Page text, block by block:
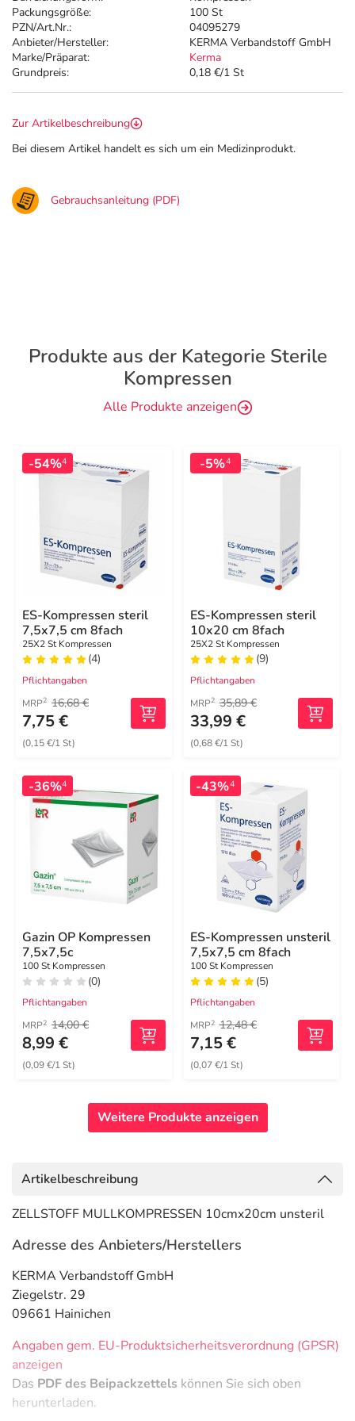
Packungsgröße:
100 St
PZN/Art.Nr.:
04095279
Anbieter/Hersteller:
KERMA Verbandstoff GmbH
Marke/Präparat:
Kerma
Grundpreis:
0,18 €/1 St
Zur Artikelbeschreibung
Bei diesem Artikel handelt es sich um ein Medizinprodukt.
Gebrauchsanleitung (PDF)
Produkte aus der Kategorie Sterile
Kompressen
Alle Produkte anzeigen
-54%4
ES-Kompressen steril
7,5x7,5 cm 8fach
25X2 St Kompressen
(4)
Pflichtangaben
MRP2 16,68 €
7,75 €
(0,15 €/1 St)
-5%4
ES-Kompressen steril
10x20 cm 8fach
25X2 St Kompressen
(9)
Pflichtangaben
MRP2 35,89 €
33,99 €
(0,68 €/1 St)
-36%4
Gazin OP Kompressen
7,5x7,5c
100 St Kompressen
(0)
Pflichtangaben
MRP2 14,00 €
8,99 €
(0,09 €/1 St)
-43%4
ES-Kompressen unsteril
7,5x7,5 cm 8fach
100 St Kompressen
(5)
Pflichtangaben
MRP2 12,48 €
7,15 €
(0,07 €/1 St)
Weitere Produkte anzeigen
Artikelbeschreibung
ZELLSTOFF MULLKOMPRESSEN 10cmx20cm unsteril
Adresse des Anbieters/Herstellers
KERMA Verbandstoff GmbH
Ziegelstr. 29
09661 Hainichen
Angaben gem. EU-Produktsicherheitsverordnung (GPSR)
anzeigen
Das PDF des Beipackzettels können Sie sich oben
herunterladen.